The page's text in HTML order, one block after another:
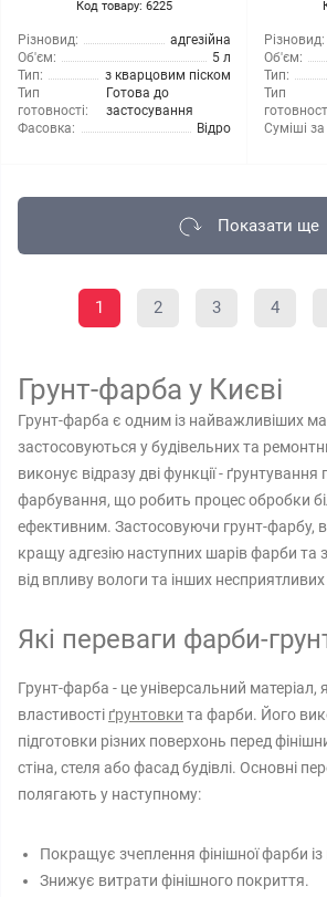
Код товару: 6225
Різновид:
адгезійна
Об'єм:
5 л
Тип:
з кварцовим піском
Тип
готовності:
Готова до
застосування
Фасовка:
Відро
Різновид:
Об'єм:
Тип:
Тип
Суміші
Показати ще
1 2 3 4
Грунт-фарба у Києві
Грунт-фарба є одним із найважливіших
застосовуються у будівельних та
виконує відразу дві функції - ґрунтування
фарбування, що робить процес обробки
ефективним. Застосовуючи грунт-фарбу,
кращу адгезію наступних шарів фарби
від впливу вологи та інших
Які переваги фарби-
Грунт-фарба - це універсальний матеріал,
властивості ґрунтовки та фарби. Його
підготовки різних поверхонь перед
стіна, стеля або фасад будівлі. Основні
полягають у наступному:
Покращує зчеплення фінішної фарби
Знижує витрати фінішного покриття.